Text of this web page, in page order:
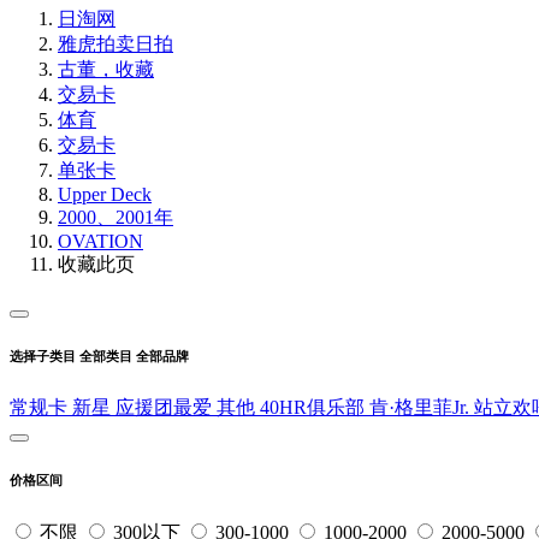
日淘网
雅虎拍卖日拍
古董，收藏
交易卡
体育
交易卡
单张卡
Upper Deck
2000、2001年
OVATION
收藏此页
选择子类目 全部类目 全部品牌
常规卡 新星 应援团最爱 其他 40HR俱乐部 肯·格里菲Jr. 站立欢
价格区间
不限 300以下 300-1000 1000-2000 2000-5000